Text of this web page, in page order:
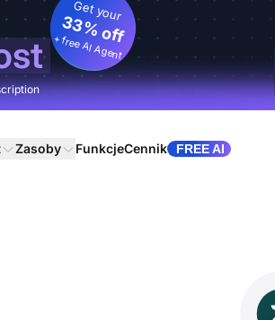
Get your
33% off
+ free AI Agent
Zasoby FunkcjeCennik FREE AI